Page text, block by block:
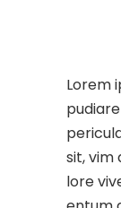
Lorem
sit, vim
lore